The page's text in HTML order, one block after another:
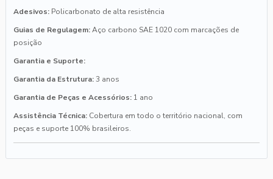
Adesivos: Policarbonato de alta resistência
Guias de Regulagem:Aço carbono SAE 1020 com marcações de
posição
Garantia e Suporte:
Garantia da Estrutura:3 anos
Garantia de Peças e Acessórios: 1 ano
Assistência Técnica: Cobertura em todo o território nacional, com
peças e suporte 100% brasileiros.